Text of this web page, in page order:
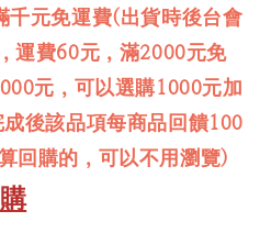
千元免運費(出貨時後台會
運費60元，滿2000元免
元，可以選購1000元加
後該品項每商品回饋100
回購的，可以不用瀏覽)